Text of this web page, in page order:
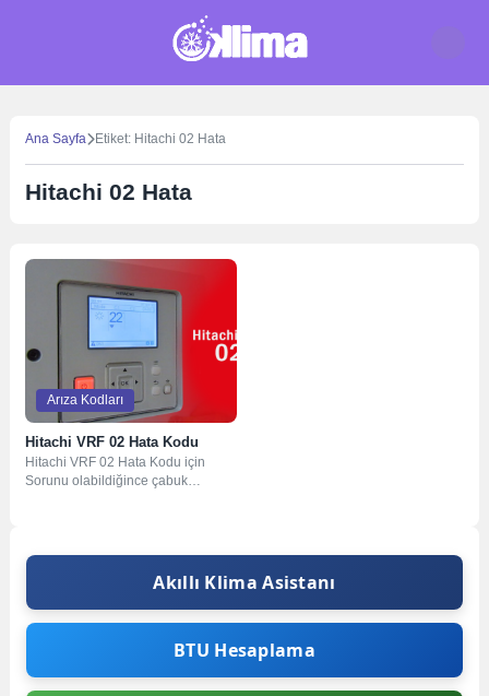
Ana Sayfa Etiket: Hitachi 02 Hata
Hitachi 02 Hata
Arıza Kodları
Hitachi VRF 02 Hata Kodu
Hitachi VRF 02 Hata Kodu için
Sorunu olabildiğince çabuk
Akıllı Klima Asistanı
BTU Hesaplama